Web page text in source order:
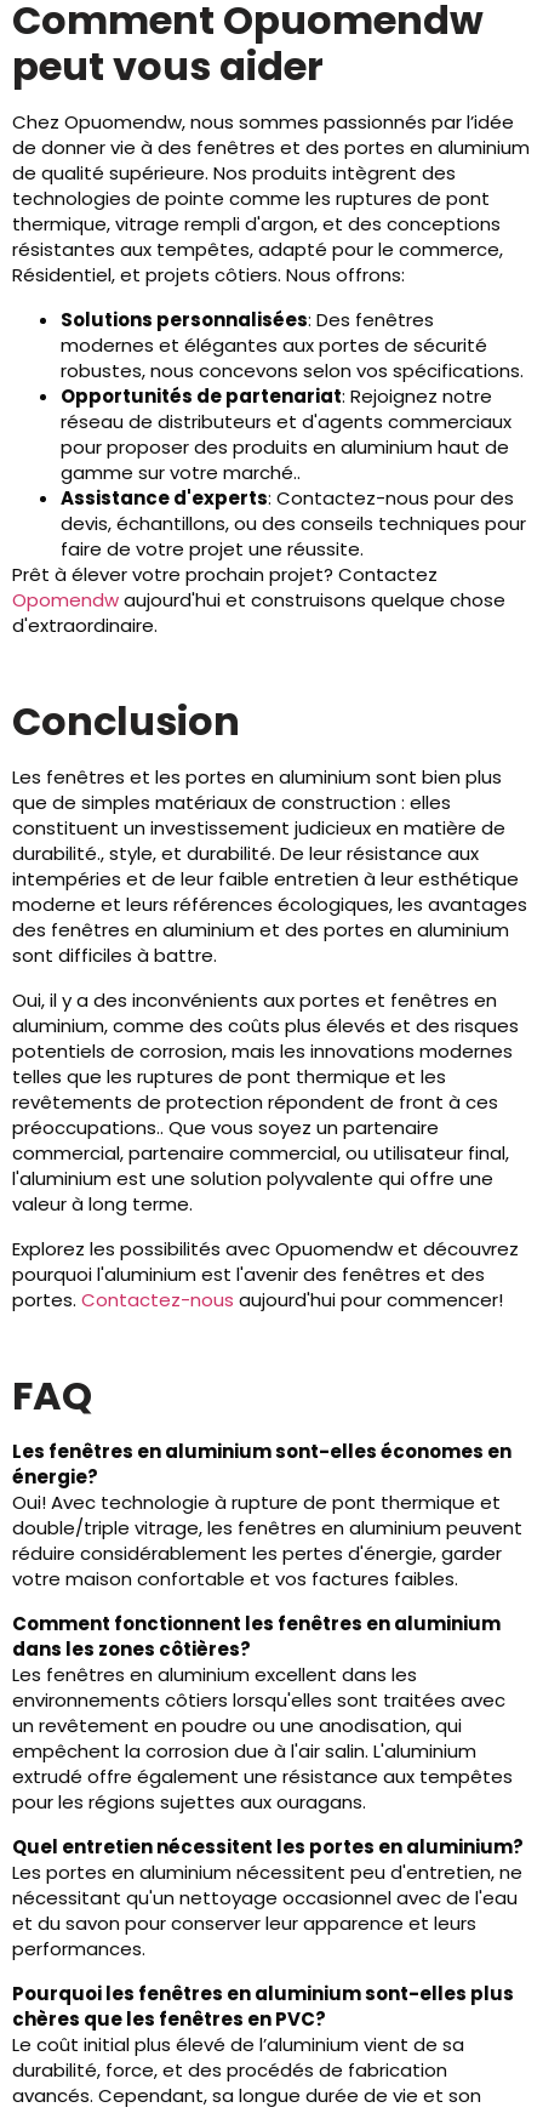
Comment Opuomendw
peut vous aider
Chez Opuomendw, nous sommes passionnés par l’idée
de donner vie à des fenêtres et des portes en aluminium
de qualité supérieure. Nos produits intègrent des
technologies de pointe comme les ruptures de pont
thermique, vitrage rempli d'argon, et des conceptions
résistantes aux tempêtes, adapté pour le commerce,
Résidentiel, et projets côtiers. Nous offrons:
Solutions personnalisées: Des fenêtres
modernes et élégantes aux portes de sécurité
robustes, nous concevons selon vos spécifications.
Opportunités de partenariat: Rejoignez notre
réseau de distributeurs et d'agents commerciaux
pour proposer des produits en aluminium haut de
gamme sur votre marché..
Assistance d'experts: Contactez-nous pour des
devis, échantillons, ou des conseils techniques pour
faire de votre projet une réussite.
Prêt à élever votre prochain projet? Contactez
Opomendwaujourd'hui et construisons quelque chose
d'extraordinaire.
Conclusion
Les fenêtres et les portes en aluminium sont bien plus
que de simples matériaux de construction : elles
constituent un investissement judicieux en matière de
durabilité., style, et durabilité. De leur résistance aux
intempéries et de leur faible entretien à leur esthétique
moderne et leurs références écologiques, les avantages
des fenêtres en aluminium et des portes en aluminium
sont difficiles à battre.
Oui, il y a des inconvénients aux portes et fenêtres en
aluminium, comme des coûts plus élevés et des risques
potentiels de corrosion, mais les innovations modernes
telles que les ruptures de pont thermique et les
revêtements de protection répondent de front à ces
préoccupations.. Que vous soyez un partenaire
commercial, partenaire commercial, ou utilisateur final,
l'aluminium est une solution polyvalente qui offre une
valeur à long terme.
Explorez les possibilités avec Opuomendw et découvrez
pourquoi l'aluminium est l'avenir des fenêtres et des
portes. Contactez-nous aujourd'hui pour commencer!
FAQ
Les fenêtres en aluminium sont-elles économes en
énergie?
Oui! Avec technologie à rupture de pont thermique et
double/triple vitrage, les fenêtres en aluminium peuvent
réduire considérablement les pertes d'énergie, garder
votre maison confortable et vos factures faibles.
Comment fonctionnent les fenêtres en aluminium
dans les zones côtières?
Les fenêtres en aluminium excellent dans les
environnements côtiers lorsqu'elles sont traitées avec
un revêtement en poudre ou une anodisation, qui
empêchent la corrosion due à l'air salin. L'aluminium
extrudé offre également une résistance aux tempêtes
pour les régions sujettes aux ouragans.
Quel entretien nécessitent les portes en aluminium?
Les portes en aluminium nécessitent peu d'entretien, ne
nécessitant qu'un nettoyage occasionnel avec de l'eau
et du savon pour conserver leur apparence et leurs
performances.
Pourquoi les fenêtres en aluminium sont-elles plus
chères que les fenêtres en PVC?
Le coût initial plus élevé de l’aluminium vient de sa
durabilité, force, et des procédés de fabrication
avancés. Cependant, sa longue durée de vie et son